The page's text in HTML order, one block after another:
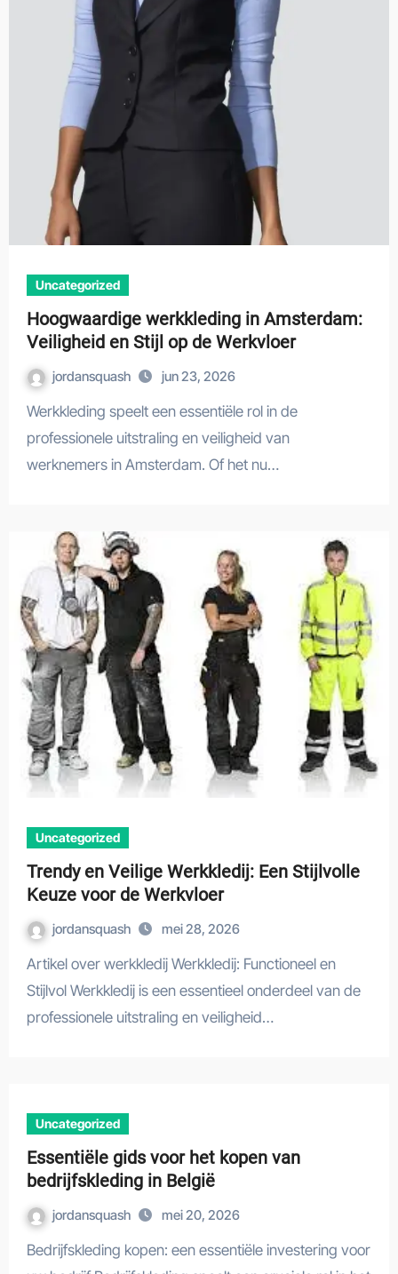
Uncategorized
Hoogwaardige werkkleding in Amsterdam:
Veiligheid en Stijl op de Werkvloer
jordansquash jun 23, 2026
Werkkleding speelt een essentiële rol in de
professionele uitstraling en veiligheid van
werknemers in Amsterdam. Of het nu…
Uncategorized
Trendy en Veilige Werkkledij: Een Stijlvolle
Keuze voor de Werkvloer
jordansquash mei 28, 2026
Artikel over werkkledij Werkkledij: Functioneel en
Stijlvol Werkkledij is een essentieel onderdeel van de
professionele uitstraling en veiligheid…
Uncategorized
Essentiële gids voor het kopen van
bedrijfskleding in België
jordansquash mei 20, 2026
Bedrijfskleding kopen: een essentiële investering voor